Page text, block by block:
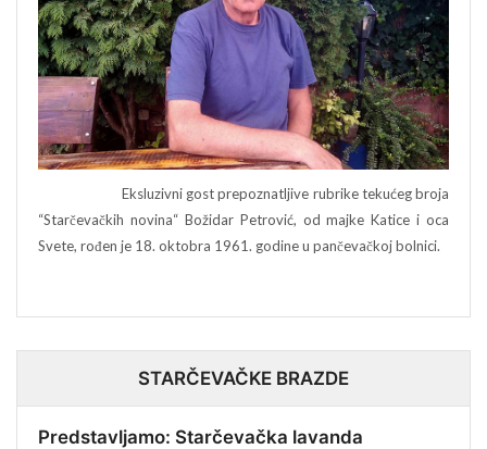
Eksluzivni gost prepoznatljive rubrike tekućeg broja
“Starčevačkih novina“ Božidar Petrović, od majke Katice i oca
Svete, rođen je 18. oktobra 1961. godine u pančevačkoj bolnici.
STARČEVAČKE BRAZDE
Predstavljamo: Starčevačka lavanda